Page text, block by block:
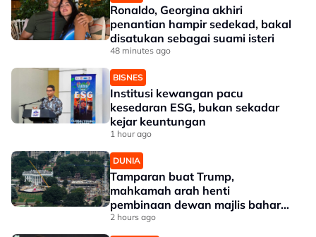
Ronaldo, Georgina akhiri
penantian hampir sedekad, bakal
disatukan sebagai suami isteri
48 minutes ago
BISNES
Institusi kewangan pacu
kesedaran ESG, bukan sekadar
kejar keuntungan
1 hour ago
DUNIA
Tamparan buat Trump,
mahkamah arah henti
pembinaan dewan majlis baharu
White House bernilai RM1.6 bilion
2 hours ago